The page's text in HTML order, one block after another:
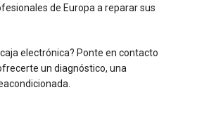
de Europa a reparar sus
electrónica? Ponte en contacto
un diagnóstico, una